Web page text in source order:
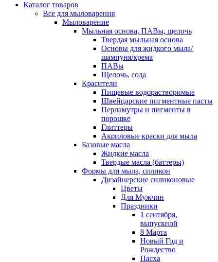
Каталог товаров
Все для мыловарения
Мыловарение
Мыльная основа, ПАВы, щелочь
Твердая мыльная основа
Основы для жидкого мыла/
шампуня/крема
ПАВы
Щелочь, сода
Красители
Пищевые водорастворимые
Швейцарские пигментные пасты
Перламутры и пигменты в
порошке
Глиттеры
Акриловые краски для мыла
Базовые масла
Жидкие масла
Твердые масла (баттеры)
Формы для мыла, силикон
Дизайнерские силиконовые
Цветы
Для Мужчин
Праздники
1 сентября,
выпускной
8 Марта
Новый Год и
Рождество
Пасха